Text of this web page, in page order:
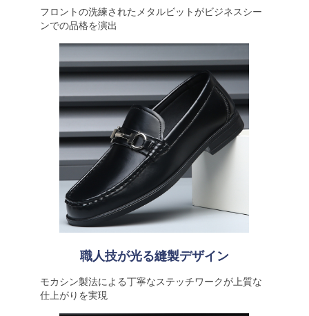
フロントの洗練されたメタルビットがビジネスシー
ンでの品格を演出
職人技が光る縫製デザイン
モカシン製法による丁寧なステッチワークが上質な
仕上がりを実現